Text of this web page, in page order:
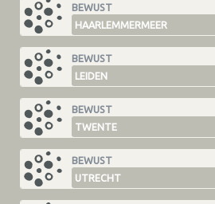
BEWUST
HAARLEMMERMEER
BEWUST
LEIDEN
BEWUST
TWENTE
BEWUST
UTRECHT